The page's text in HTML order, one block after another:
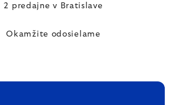
2 predajne v Bratislave
Okamžite odosielame